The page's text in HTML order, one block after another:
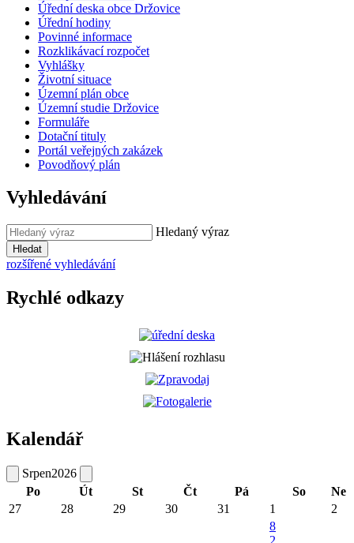
Úřední deska obce Držovice
Úřední hodiny
Povinné informace
Rozklikávací rozpočet
Vyhlášky
Životní situace
Územní plán obce
Územní studie Držovice
Formuláře
Dotační tituly
Portál veřejných zakázek
Povodňový plán
Vyhledávání
Hledaný výraz
Hledat
rozšířené vyhledávání
Rychlé odkazy
Kalendář
Srpen2026
Po
Út St Čt Pá So
Ne
27
28 29 30 31 1
2
8
2